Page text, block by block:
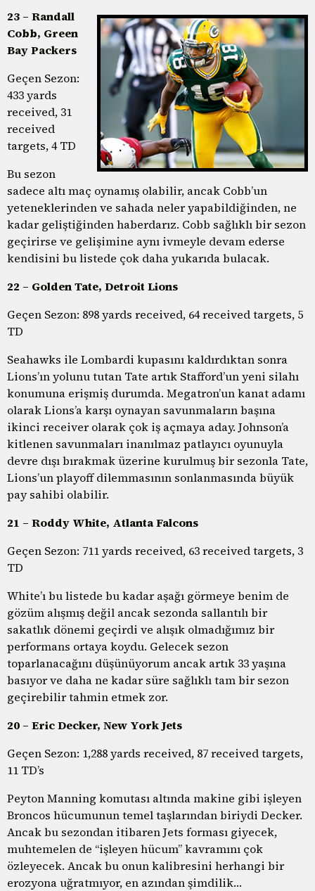
23 – Randall
Cobb, Green
Bay Packers
Geçen Sezon:
433 yards
received, 31
received
targets, 4 TD
Bu sezon
sadece altı maç oynamış olabilir, ancak Cobb’un
yeteneklerinden ve sahada neler yapabildiğinden, ne
kadar geliştiğinden haberdarız. Cobb sağlıklı bir sezon
geçirirse ve gelişimine aynı ivmeyle devam ederse
kendisini bu listede çok daha yukarıda bulacak.
22 – Golden Tate, Detroit Lions
Geçen Sezon: 898 yards received, 64 received targets, 5
TD
Seahawks ile Lombardi kupasını kaldırdıktan sonra
Lions’ın yolunu tutan Tate artık Stafford’un yeni silahı
konumuna erişmiş durumda. Megatron’un kanat adamı
olarak Lions’a karşı oynayan savunmaların başına
ikinci receiver olarak çok iş açmaya aday. Johnson’a
kitlenen savunmaları inanılmaz patlayıcı oyunuyla
devre dışı bırakmak üzerine kurulmuş bir sezonla Tate,
Lions’un playoff dilemmasının sonlanmasında büyük
pay sahibi olabilir.
21 – Roddy White, Atlanta Falcons
Geçen Sezon: 711 yards received, 63 received targets, 3
TD
White’ı bu listede bu kadar aşağı görmeye benim de
gözüm alışmış değil ancak sezonda sallantılı bir
sakatlık dönemi geçirdi ve alışık olmadığımız bir
performans ortaya koydu. Gelecek sezon
toparlanacağını düşünüyorum ancak artık 33 yaşına
basıyor ve daha ne kadar süre sağlıklı tam bir sezon
geçirebilir tahmin etmek zor.
20 – Eric Decker, New York Jets
Geçen Sezon: 1,288 yards received, 87 received targets,
11 TD’s
Peyton Manning komutası altında makine gibi işleyen
Broncos hücumunun temel taşlarından biriydi Decker.
Ancak bu sezondan itibaren Jets forması giyecek,
muhtemelen de “işleyen hücum” kavramını çok
özleyecek. Ancak bu onun kalibresini herhangi bir
erozyona uğratmıyor, en azından şimdilik…